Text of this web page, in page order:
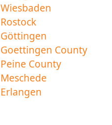
Wiesbaden
Rostock
Göttingen
Goettingen County
Peine County
Meschede
Erlangen